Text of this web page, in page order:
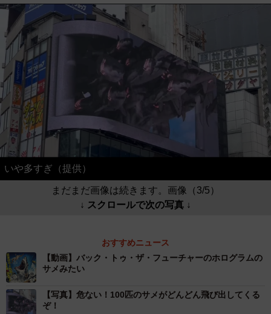
いや多すぎ（提供）
まだまだ画像は続きます。画像（3/5）
↓ スクロールで次の写真 ↓
おすすめニュース
【動画】バック・トゥ・ザ・フューチャーのホログラムの
サメみたい
【写真】危ない！100匹のサメがどんどん飛び出してくる
ぞ！